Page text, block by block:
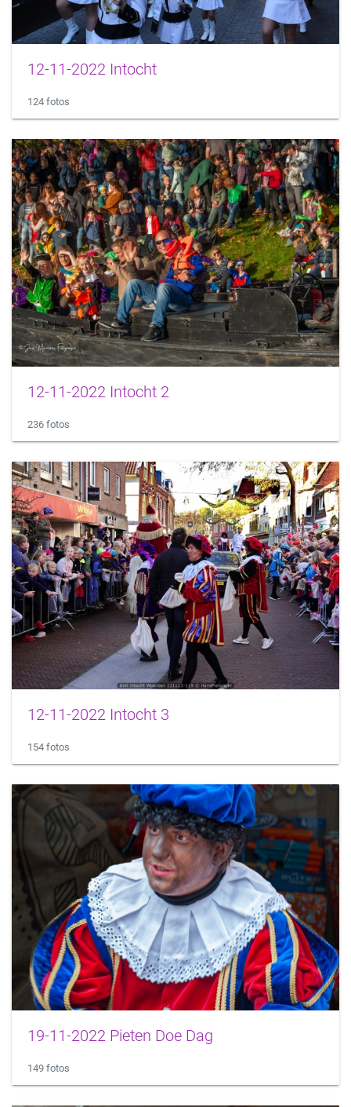
12-11-2022 Intocht
124 fotos
12-11-2022 Intocht 2
236 fotos
12-11-2022 Intocht 3
154 fotos
19-11-2022 Pieten Doe Dag
149 fotos